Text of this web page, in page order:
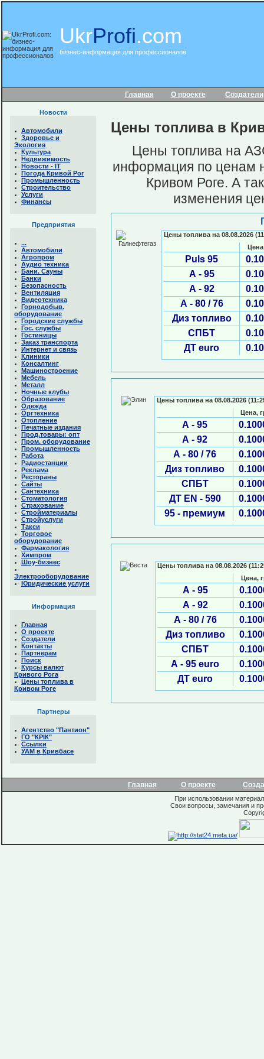
UkrProfi.com
бизнес-информация для профессионалов
Главная О проекте Создатели
Новости
Автомобили
Здоровье и
Экология
Культура
Недвижимость
Новости - IТ
Погода Кривой Рог
Промышленность
Строительство
Услуги
Финансы
Предприятия
...
Автомобили
Агропром
Аудио техника
Бани. Сауны
Банки
Безопасность
Вентиляция
Видеотехника
Горнодобыв.
оборудование
Городские службы
Гос. службы
Гостиницы
Заказ транспорта
Интернет и связь
Клиники
Консалтинг
Машиностроение
Мебель
Металл
Ночные клубы
Образование
Одежда
Оргтехника
Отопление
Печатные издания
Прод.товары: опт
Пром. оборудование
Промышленность
Работа
Радиостанции
Реклама
Рестораны
Сайты
Сантехника
Стоматология
Страхование
Стройматериалы
Стройуслуги
Такси
Торговое
оборудование
Фармакология
Химпром
Шоу-бизнес
Электрооборудование
Юридические услуги
Информация
Главная
О проекте
Создатели
Контакты
Партнерам
Поиск
Курсы валют
Кривого Рога
Цены топлива в
Кривом Роге
Партнеры
Агентство "Пантион"
ГО "КРІК"
Ссылки
УАМ в Кривбасе
Цены топлива в
Цены топлива на
информация по ценам
Кривом Роге. А
изменения
Цены топлива на 08.08.2026
Puls 95
А - 95
А - 92
А - 80 / 76
Диз топливо
СПБТ
ДТ euro
Цены топлива на 08.08.2026
Цена,
А - 95
А - 92
А - 80 / 76
Диз топливо
СПБТ
ДТ EN - 590
95 - премиум
Цены топлива на 08.08.2026
Цена,
А - 95
А - 92
А - 80 / 76
Диз топливо
СПБТ
А - 95 euro
ДТ euro
Главная О проекте
При использовании
Свои вопросы, замечания и